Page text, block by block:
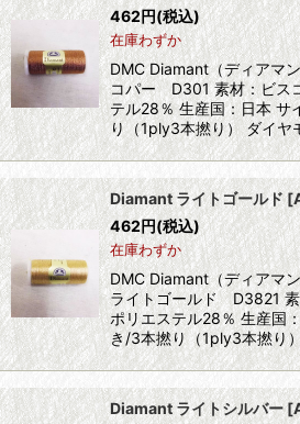
462円(税込)
在庫わずか
DMC Diamant（ディアマ
コパー D301 素材：ビス
テル28％ 生産国：日本
り（1ply3本撚り） ダイヤ
Diamant ライトゴールド[
462円(税込)
在庫わずか
DMC Diamant（ディアマ
ライトゴールド D3821
ポリエステル28％ 生産国
き/3本撚り（1ply3本撚り
Diamant ライトシルバー[